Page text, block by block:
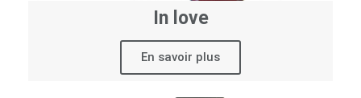
In love
En savoir plus